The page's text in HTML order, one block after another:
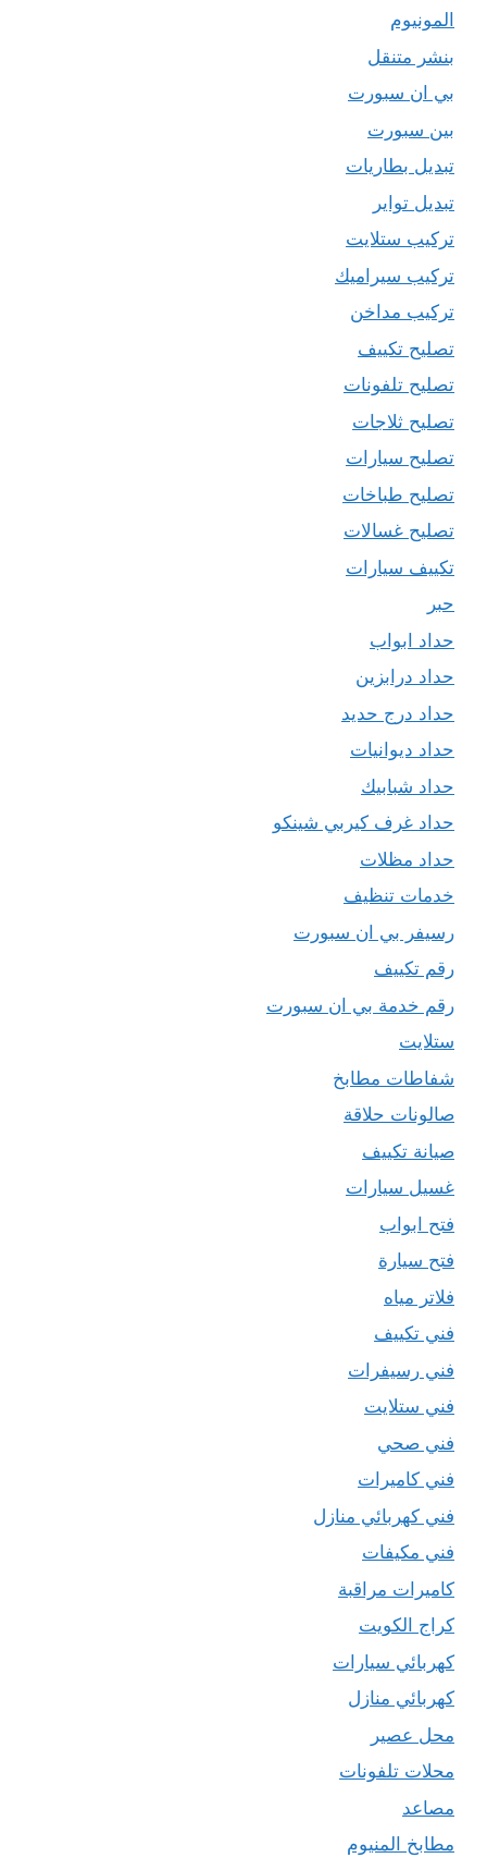
المونيوم
بنشر متنقل
بي ان سبورت
بين سبورت
تبديل بطاريات
تبديل تواير
تركيب ستلايت
تركيب سيراميك
تركيب مداخن
تصليح تكييف
تصليح تلفونات
تصليح ثلاجات
تصليح سيارات
تصليح طباخات
تصليح غسالات
تكييف سيارات
حبر
حداد ابواب
حداد درابزين
حداد درج حديد
حداد ديوانيات
حداد شبابيك
حداد غرف كيربي شينكو
حداد مظلات
خدمات تنظيف
رسيفر بي ان سبورت
رقم تكييف
رقم خدمة بي ان سبورت
ستلايت
شفاطات مطابخ
صالونات حلاقة
صيانة تكييف
غسيل سيارات
فتح ابواب
فتح سيارة
فلاتر مياه
فني تكييف
فني رسيفرات
فني ستلايت
فني صحي
فني كاميرات
فني كهربائي منازل
فني مكيفات
كاميرات مراقبة
كراج الكويت
كهربائي سيارات
كهربائي منازل
محل عصير
محلات تلفونات
مصاعد
مطابخ المنيوم